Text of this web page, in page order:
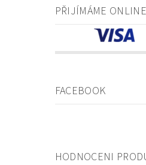
PŘIJÍMÁME
FACEBOOK
HODNOCENI